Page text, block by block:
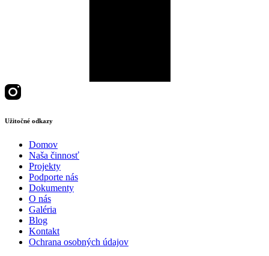
Užitočné odkazy
Domov
Naša činnosť
Projekty
Podporte nás
Dokumenty
O nás
Galéria
Blog
Kontakt
Ochrana osobných údajov